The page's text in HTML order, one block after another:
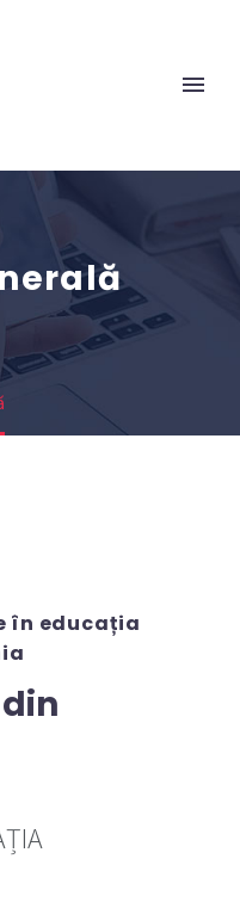
în educația